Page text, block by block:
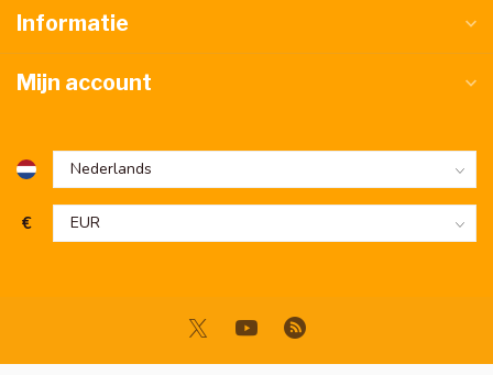
Informatie
Mijn account
€